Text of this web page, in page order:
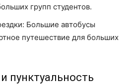
групп студентов.
Большие автобусы
путешествие для больших
пунктуальность